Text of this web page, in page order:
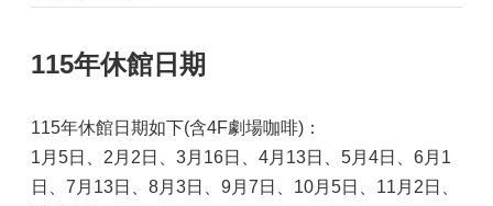
115年休館日期
115年休館日期如下(含4F劇場咖啡)：
1月5日、2月2日、3月16日、4月13日、5月4日、6月1
日、7月13日、8月3日、9月7日、10月5日、11月2日、